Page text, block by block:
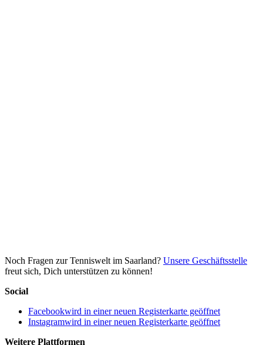
Noch Fragen zur Tenniswelt im Saarland? Unsere Geschäftsstelle
freut sich, Dich unterstützen zu können!
Social
Facebookwird in einer neuen Registerkarte geöffnet
Instagramwird in einer neuen Registerkarte geöffnet
Weitere Plattformen